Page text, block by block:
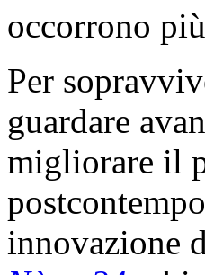
occorrono
Per
guardare
migliorare il
innovazione